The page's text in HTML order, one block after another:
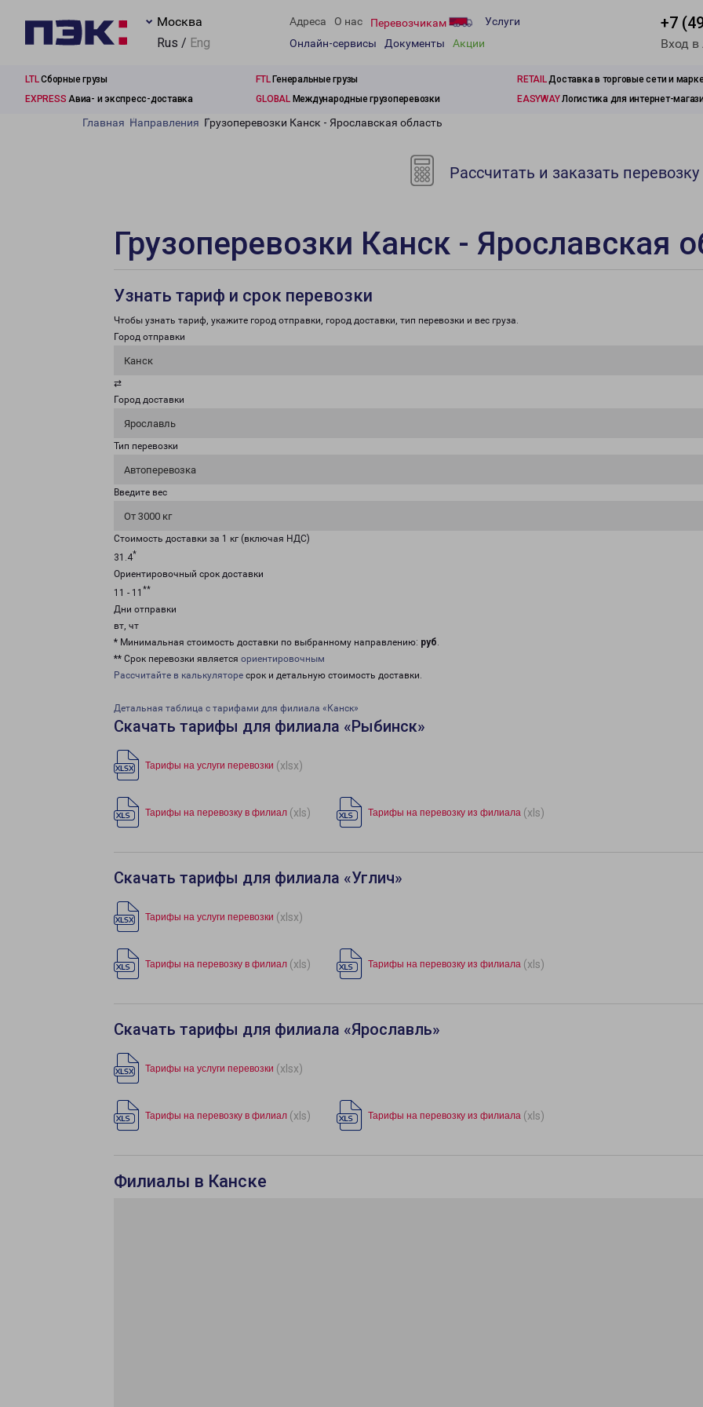
Москва
Rus / Eng
Адреса О нас Перевозчикам
Услуги
Онлайн-сервисы
Документы Акции
+7
Вход
LTLСборные грузы FTLГенеральные грузы RETAILДоставка в торговые сети и
EXPRESS Авиа- и экспресс-доставка GLOBALМеждународные грузоперевозки EASYWAYЛогистика для интернет-
Главная Направления Грузоперевозки Канск - Ярославская область
Рассчитать и заказать перевозку
Грузоперевозки Канск - Ярославская
Узнать тариф и срок перевозки
Чтобы узнать тариф, укажите город отправки, город доставки, тип перевозки и вес груза.
Город отправки
Канск
⇄
Город доставки
Ярославль
Тип перевозки
Автоперевозка
Введите вес
От 3000 кг
Стоимость доставки за 1 кг (включая НДС)
31.4*
Ориентировочный срок доставки
11 - 11 **
Дни отправки
вт, чт
* Минимальная стоимость доставки по выбранному направлению: руб.
** Срок перевозки является ориентировочным
Рассчитайте в калькуляторе срок и детальную стоимость доставки.
Детальная таблица с тарифами для филиала «Канск»
Скачать тарифы для филиала «Рыбинск»
Тарифы на услуги перевозки (xlsx)
Тарифы на перевозку в филиал (xls) Тарифы на перевозку из филиала (xls)
Скачать тарифы для филиала «Углич»
Тарифы на услуги перевозки (xlsx)
Тарифы на перевозку в филиал (xls) Тарифы на перевозку из филиала (xls)
Скачать тарифы для филиала «Ярославль»
Тарифы на услуги перевозки (xlsx)
Тарифы на перевозку в филиал (xls) Тарифы на перевозку из филиала (xls)
Филиалы в Канске